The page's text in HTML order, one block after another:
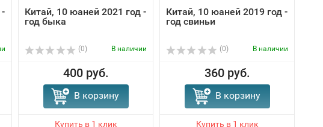
Китай, 10 юаней 2021 год -
год быка
(0) В наличии
400 руб.
В корзину
Китай, 10 юаней 2019 год -
год свиньи
(0) В наличии
360 руб.
В корзину